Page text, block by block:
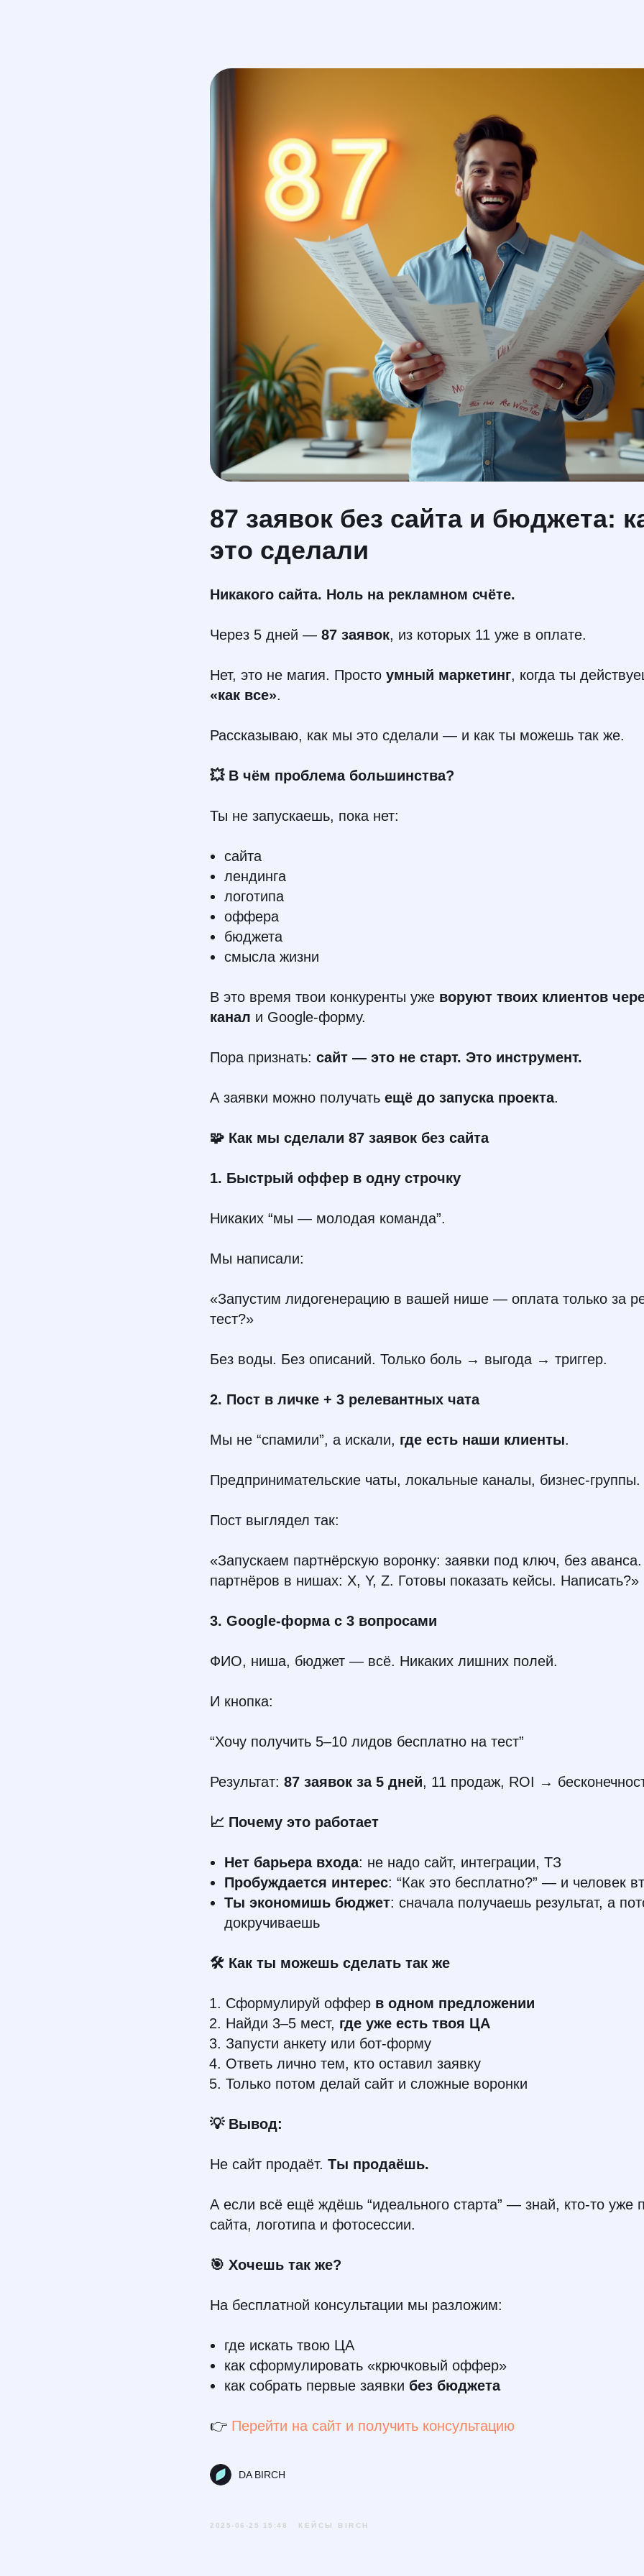
87 заявок без сайта и бюджета:
это сделали
Никакого сайта. Ноль на рекламном счёте.
Через 5 дней — 87 заявок, из которых 11 уже в оплате.
Нет, это не магия. Просто умный маркетинг, когда ты
«как все».
Рассказываю, как мы это сделали — и как ты можешь так же.
💥 В чём проблема большинства?
Ты не запускаешь, пока нет:
сайта
лендинга
логотипа
оффера
бюджета
смысла жизни
В это время твои конкуренты уже воруют твоих клиентов
канал и Google-форму.
Пора признать: сайт — это не старт. Это инструмент.
А заявки можно получать ещё до запуска проекта.
🧩 Как мы сделали 87 заявок без сайта
1. Быстрый оффер в одну строчку
Никаких “мы — молодая команда”.
Мы написали:
«Запустим лидогенерацию в вашей нише — оплата только за
тест?»
Без воды. Без описаний. Только боль → выгода → триггер.
2. Пост в личке + 3 релевантных чата
Мы не “спамили”, а искали, где есть наши клиенты.
Предпринимательские чаты, локальные каналы, бизнес-группы.
Пост выглядел так:
«Запускаем партнёрскую воронку: заявки под ключ, без
партнёров в нишах: X, Y, Z. Готовы показать кейсы. Написать?»
3. Google-форма с 3 вопросами
ФИО, ниша, бюджет — всё. Никаких лишних полей.
И кнопка:
“Хочу получить 5–10 лидов бесплатно на тест”
Результат: 87 заявок за 5 дней, 11 продаж, ROI →
📈 Почему это работает
Нет барьера входа: не надо сайт, интеграции, ТЗ
Пробуждается интерес: “Как это бесплатно?” — и человек
Ты экономишь бюджет: сначала получаешь результат, а
докручиваешь
🛠 Как ты можешь сделать так же
Сформулируй оффер в одном предложении
Найди 3–5 мест, где уже есть твоя ЦА
Запусти анкету или бот-форму
Ответь лично тем, кто оставил заявку
Только потом делай сайт и сложные воронки
💡 Вывод:
Не сайт продаёт. Ты продаёшь.
А если всё ещё ждёшь “идеального старта” — знай, кто-то уже
сайта, логотипа и фотосессии.
🎯 Хочешь так же?
На бесплатной консультации мы разложим:
где искать твою ЦА
как сформулировать «крючковый оффер»
как собрать первые заявки без бюджета
👉 Перейти на сайт и получить консультацию
DA BIRCH
2025-06-25 15:48 КЕЙСЫ BIRCH